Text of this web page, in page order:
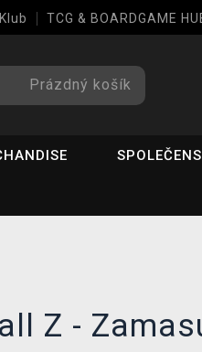
TCG & BOARDGAME
Prázdný košík
Z -